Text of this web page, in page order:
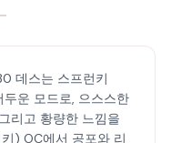
데스는 스프런키
운 모드로, 으스스한
리고 황량한 느낌을
) OC에서 공포와 리